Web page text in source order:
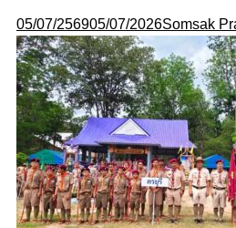
05/07/256905/07/2026Somsak